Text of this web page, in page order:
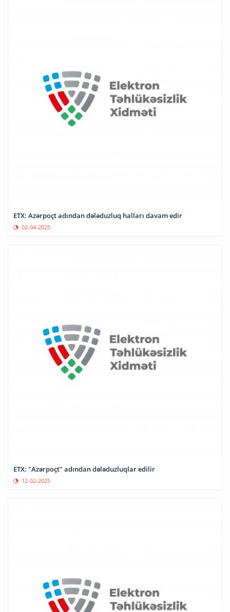
ETX: Azərpoçt adından dələduzluq halları davam edir
02-04-2025
ETX: "Azərpoçt" adından dələduzluqlar edilir
12-02-2025